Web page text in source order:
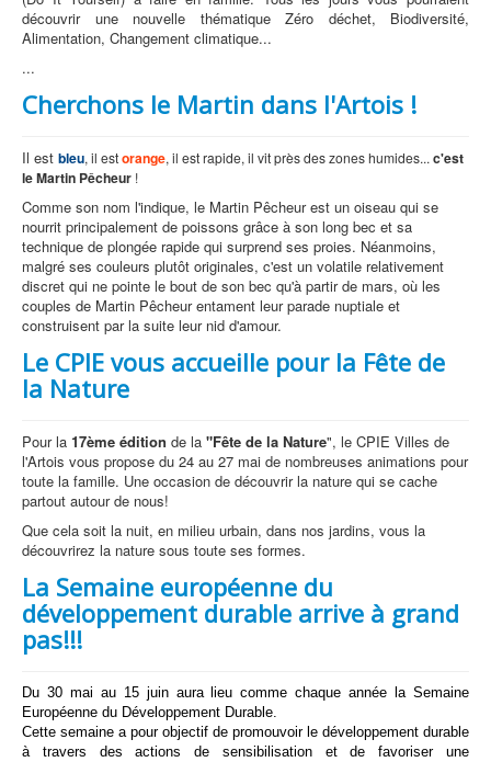
découvrir une nouvelle thématique Zéro déchet, Biodiversité,
Alimentation, Changement climatique...
...
Cherchons le Martin dans l'Artois !
Il est bleu, il estorange, il est rapide, il vit près des zones humides...c'est
le Martin Pêcheur !
Comme son nom l'indique, le Martin Pêcheur est un oiseau qui se
nourrit principalement de poissons grâce à son long bec et sa
technique de plongée rapide qui surprend ses proies. Néanmoins,
malgré ses couleurs plutôt originales, c'est un volatile relativement
discret qui ne pointe le bout de son bec qu'à partir de mars, où les
couples de Martin Pêcheur entament leur parade nuptiale et
construisent par la suite leur nid d'amour.
Le CPIE vous accueille pour la Fête de
la Nature
Pour la 17ème édition de la "Fête de la Nature", le CPIE Villes de
l'Artois vous propose du 24 au 27 mai de nombreuses animations pour
toute la famille. Une occasion de découvrir la nature qui se cache
partout autour de nous!
Que cela soit la nuit, en milieu urbain, dans nos jardins, vous la
découvrirez la nature sous toute ses formes.
La Semaine européenne du
développement durable arrive à grand
pas!!!
Du 30 mai au 15 juin aura lieu comme chaque année la Semaine
Européenne du Développement Durable.
Cette semaine a pour objectif de promouvoir le développement durable
à travers des actions de sensibilisation et de favoriser une